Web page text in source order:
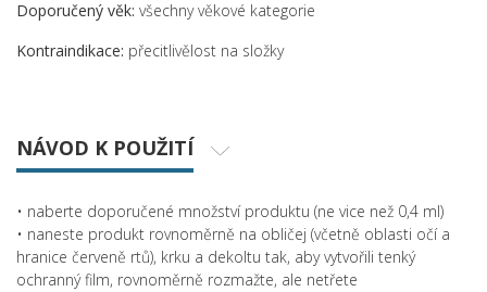
Doporučený věk: všechny věkové kategorie
Kontraindikace: přecitlivělost na složky
NÁVOD K POUŽITÍ
• naberte doporučené množství produktu (ne vice než 0,4 ml)
• naneste produkt rovnoměrně na obličej (včetně oblasti očí a
hranice červeně rtů), krku a dekoltu tak, aby vytvořili tenký
ochranný film, rovnoměrně rozmažte, ale netřete